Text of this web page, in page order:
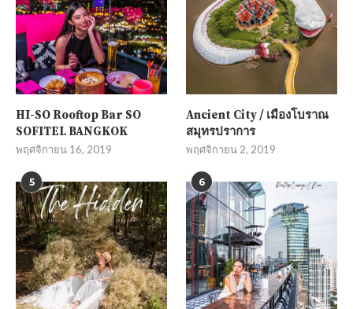
HI-SO Rooftop Bar SO
SOFITEL BANGKOK
พฤศจิกายน 16, 2019
Ancient City / เมืองโบราณ
สมุทรปราการ
พฤศจิกายน 2, 2019
5 6